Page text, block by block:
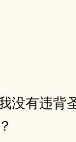
没有违背